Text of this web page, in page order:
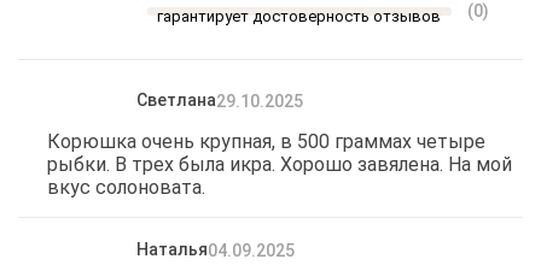
(0)
гарантирует достоверность отзывов
Светлана29.10.2025
Корюшка очень крупная, в 500 граммах четыре
рыбки. В трех была икра. Хорошо завялена. На мой
вкус солоновата.
Наталья04.09.2025